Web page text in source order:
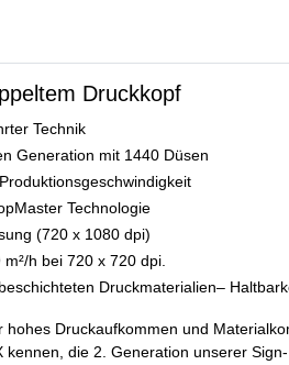
Druckkopf
Technik
Generation mit 1440 Düsen
Technologie
(720 x 1080 dpi)
h bei 720 x 720 dpi.
Druckmaterialien–
Druckaufkommen und
die 2. Generation unserer